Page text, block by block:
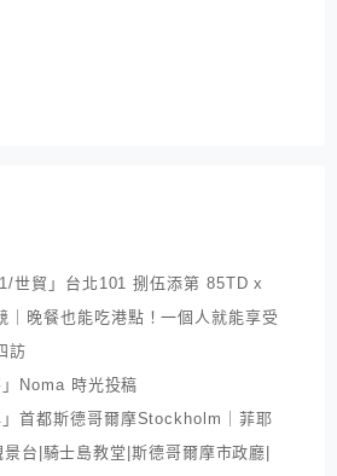
世貿」台北101 捌伍添第 85TD x
｜晚餐也能吃港點！一個人就能享受
訪
」Noma 時光投稿
」首都斯德哥爾摩Stockholm｜菲耶
台|騎士島教堂|斯德哥爾摩市政廳|